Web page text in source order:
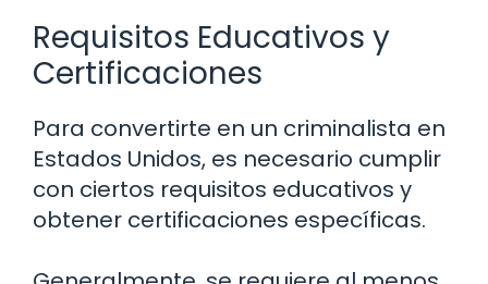
Requisitos Educativos y
Certificaciones
Para convertirte en un criminalista en
Estados Unidos, es necesario cumplir
con ciertos requisitos educativos y
obtener certificaciones específicas.